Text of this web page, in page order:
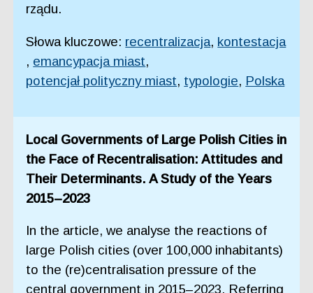
rządu.
Słowa kluczowe: recentralizacja, kontestacja
, emancypacja miast,
potencjał polityczny miast, typologie, Polska
Local Governments of Large Polish Cities in
the Face of Recentralisation: Attitudes and
Their Determinants. A Study of the Years
2015–2023
In the article, we analyse the reactions of
large Polish cities (over 100,000 inhabitants)
to the (re)centralisation pressure of the
central government in 2015–2023. Referring